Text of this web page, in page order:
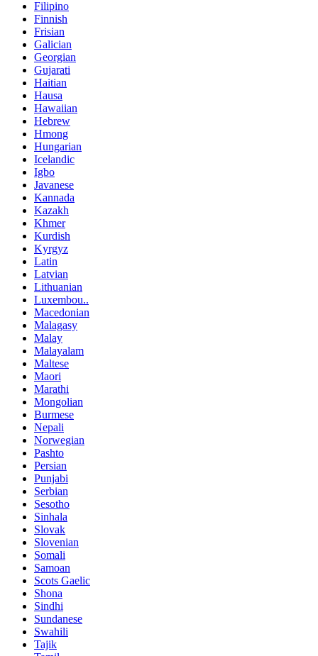
Filipino
Finnish
Frisian
Galician
Georgian
Gujarati
Haitian
Hausa
Hawaiian
Hebrew
Hmong
Hungarian
Icelandic
Igbo
Javanese
Kannada
Kazakh
Khmer
Kurdish
Kyrgyz
Latin
Latvian
Lithuanian
Luxembou..
Macedonian
Malagasy
Malay
Malayalam
Maltese
Maori
Marathi
Mongolian
Burmese
Nepali
Norwegian
Pashto
Persian
Punjabi
Serbian
Sesotho
Sinhala
Slovak
Slovenian
Somali
Samoan
Scots Gaelic
Shona
Sindhi
Sundanese
Swahili
Tajik